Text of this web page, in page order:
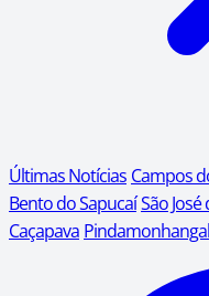
Últimas Notícias Campos
Bento do SapucaíSão
Caçapava